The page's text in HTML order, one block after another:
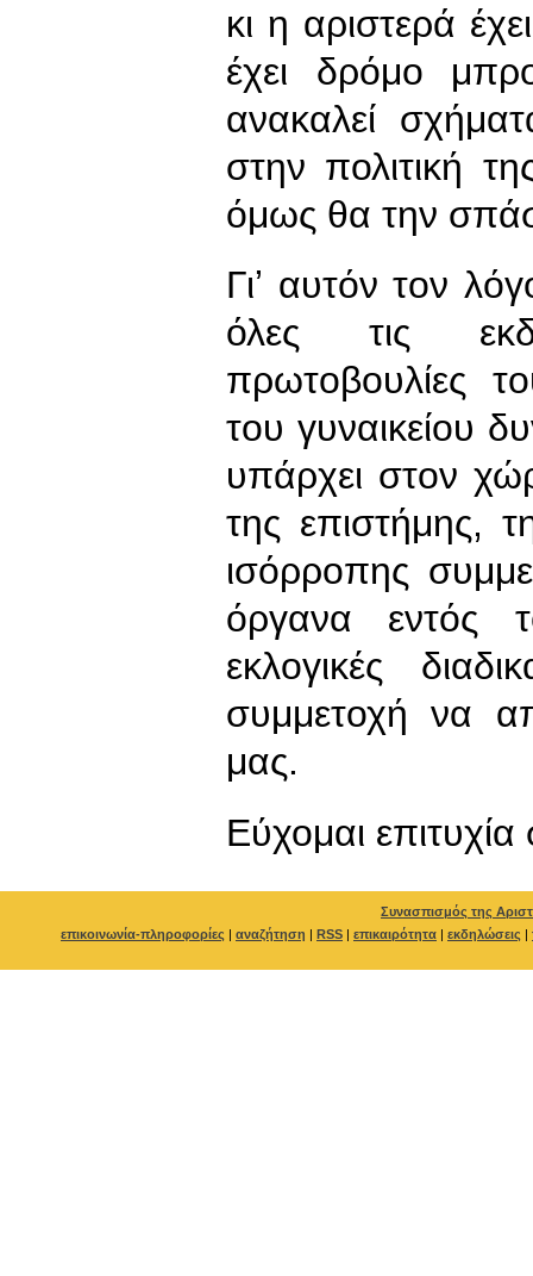
κι η αριστερά
έχει δρόμο
ανακαλεί
στην πολιτική
όμως θα την
Γιʼ αυτόν τον
όλες τις
πρωτοβουλίες
του γυναικείου
υπάρχει στον
της επιστήμης,
ισόρροπης
όργανα εντός
εκλογικές
συμμετοχή να
μας.
Εύχομαι
Συνασπισμός της
επικοινωνία-πληροφορίες | αναζήτηση | RSS | επικαιρότητα | εκδηλώσεις |